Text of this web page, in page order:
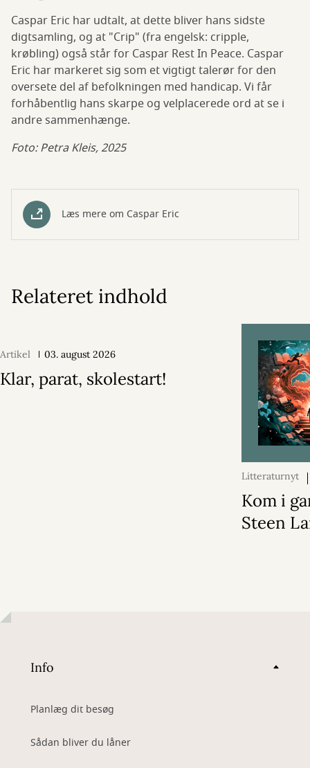
Caspar Eric har udtalt, at dette bliver hans sidste
digtsamling, og at "Crip" (fra engelsk: cripple,
krøbling) også står for Caspar Rest In Peace. Caspar
Eric har markeret sig som et vigtigt talerør for den
oversete del af befolkningen med handicap. Vi får
forhåbentlig hans skarpe og velplacerede ord at se i
andre sammenhænge.
Foto: Petra Kleis, 2025
Læs mere om Caspar Eric
Relateret indhold
Artikel 03. august 2026
Klar, parat, skolestart!
Litteraturnyt
2026
Kom i
Steen
Info
Planlæg dit besøg
Sådan bliver du låner